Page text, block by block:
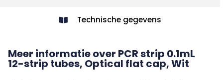
Technische gegevens
Meer informatie over PCR strip 0.1mL
12-strip tubes, Optical flat cap, Wit